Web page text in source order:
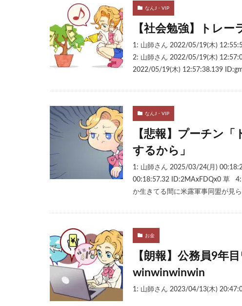
なんJ・VIP
【社会勉強】トレ
1: 山師さん 2022/05/19(木)
2: 山師さん 2022/05/19(木)
2022/05/19(木) 12:57:38.139
なんJ・VIP
【悲報】プーチン
するから」
1: 山師さん 2025/03/24(月)
00:18:57.32 ID:2MAxFDQx0 草
か生きてる間に米露軍事同盟が見
お金
【朗報】公務員9年
winwinwinwin
1: 山師さん 2023/04/13(木)